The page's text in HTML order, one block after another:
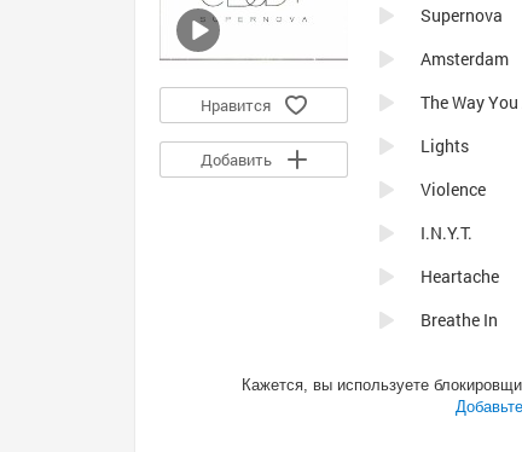
Нравится
Добавить
Supernova
Amsterdam
The Way
Lights
Violence
I.N.Y.T.
Heartache
Breathe In
Breathe In
Кажется, вы используете